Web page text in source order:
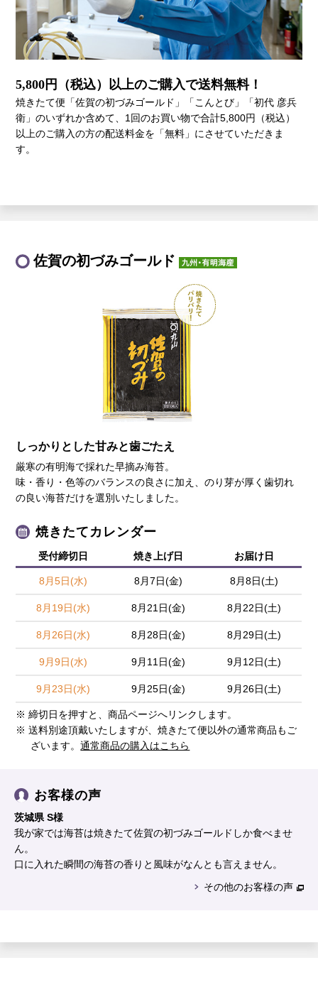
5,800円（税込）以上のご購入で送料無料！
焼きたて便「佐賀の初づみゴールド」「こんとび」「初代 彦兵
衛」のいずれか含めて、1回のお買い物で合計5,800円（税込）
以上のご購入の方の配送料金を「無料」にさせていただきま
す。
佐賀の初づみゴールド
しっかりとした甘みと歯ごたえ
厳寒の有明海で採れた早摘み海苔。
味・香り・色等のバランスの良さに加え、のり芽が厚く歯切れ
の良い海苔だけを選別いたしました。
焼きたてカレンダー
受付締切日 焼き上げ日 お届け日
8月5日(水) 8月7日(金) 8月8日(土)
8月19日(水) 8月21日(金) 8月22日(土)
8月26日(水) 8月28日(金) 8月29日(土)
9月9日(水) 9月11日(金) 9月12日(土)
9月23日(水) 9月25日(金) 9月26日(土)
※ 締切日を押すと、商品ページへリンクします。
※ 送料別途頂戴いたしますが、焼きたて便以外の通常商品もご
ざいます。通常商品の購入はこちら
お客様の声
茨城県 S様
我が家では海苔は焼きたて佐賀の初づみゴールドしか食べませ
ん。
口に入れた瞬間の海苔の香りと風味がなんとも言えません。
その他のお客様の声